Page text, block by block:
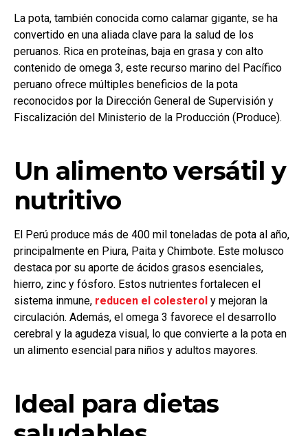
La pota, también conocida como calamar gigante, se ha
convertido en una aliada clave para la salud de los
peruanos. Rica en proteínas, baja en grasa y con alto
contenido de omega 3, este recurso marino del Pacífico
peruano ofrece múltiples beneficios de la pota
reconocidos por la Dirección General de Supervisión y
Fiscalización del Ministerio de la Producción (Produce).
Un alimento versátil y
nutritivo
El Perú produce más de 400 mil toneladas de pota al año,
principalmente en Piura, Paita y Chimbote. Este molusco
destaca por su aporte de ácidos grasos esenciales,
hierro, zinc y fósforo. Estos nutrientes fortalecen el
sistema inmune, reducen el colesterol y mejoran la
circulación. Además, el omega 3 favorece el desarrollo
cerebral y la agudeza visual, lo que convierte a la pota en
un alimento esencial para niños y adultos mayores.
Ideal para dietas